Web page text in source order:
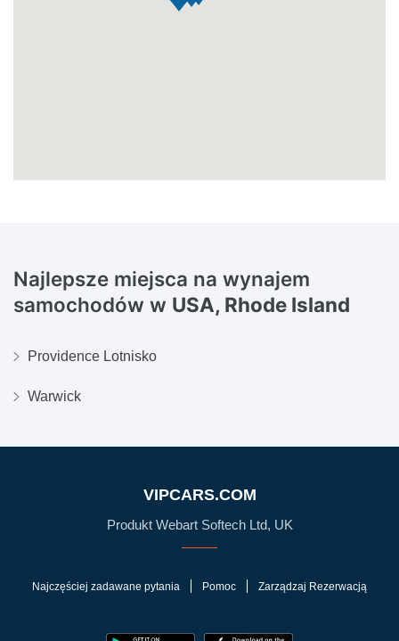
Najlepsze miejsca na wynajem
samochodów w USA, Rhode Island
Providence Lotnisko
Warwick
VIPCARS.COM
Produkt Webart Softech Ltd, UK
Najczęściej zadawane pytania Pomoc Zarządzaj Rezerwacją